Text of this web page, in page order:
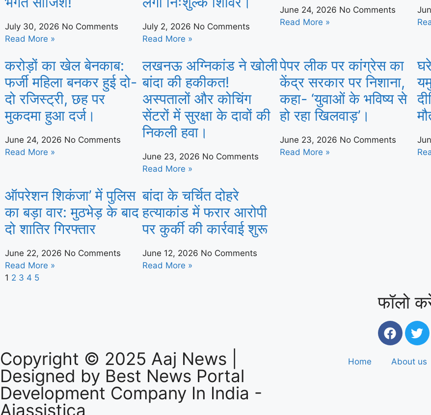
July 30, 2026 No Comments
Read More »
July 2, 2026 No Comments
Read More »
June 24, 2026 No Comments
Read More »
करोड़ों का खेल बेनकाब:
फर्जी महिला बनकर हुई दो-
दो रजिस्ट्री, छह पर
मुकदमा हुआ दर्ज।
June 24, 2026 No Comments
Read More »
लखनऊ अग्निकांड ने खोली
बांदा की हकीकत!
अस्पतालों और कोचिंग
सेंटरों में सुरक्षा के दावों की
निकली हवा।
June 23, 2026 No Comments
Read More »
पेपर लीक पर कांग्रेस का
केंद्र सरकार पर निशाना,
कहा- ‘युवाओं के भविष्य से
हो रहा खिलवाड़’।
June 23, 2026 No Comments
Read More »
ऑपरेशन शिकंजा’ में पुलिस
का बड़ा वार: मुठभेड़ के बाद
दो शातिर गिरफ्तार
June 22, 2026 No Comments
Read More »
बांदा के चर्चित दोहरे
हत्याकांड में फरार आरोपी
पर कुर्की की कार्रवाई शुरू
June 12, 2026 No Comments
Read More »
1 2 3 4 5
फॉलो
Copyright © 2025 Aaj News |
Designed by Best News Portal
Development Company In India -
Aiassistica
Home About us